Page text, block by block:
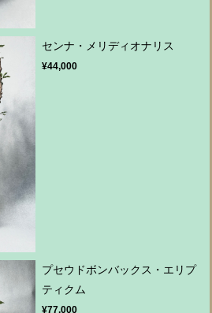
センナ・メリディオナリス
¥44,000
プセウドボンバックス・エリプ
ティクム
¥77,000